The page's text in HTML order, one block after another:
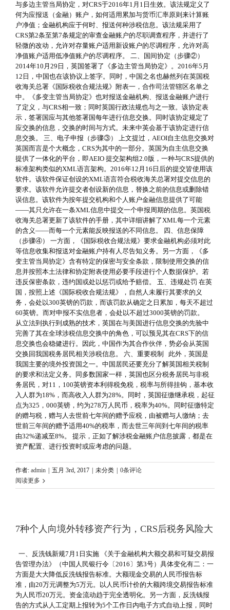
与多边主管当局协定，对CRS于2016年1月1日生效。该法规定义了
何为应报送（金融）账户，如何适用累加与货币汇率原则来计算账
户净值；金融机构应于何时、报送何种涉税信息。该法规采用了
CRS第2条至第7条规定的审查金融账户的尽职调查程序，并进行了
轻微的改动，允许对存量账户适用新设账户的尽调程序，允许对高
净值账户适用低净值账户的尽调程序。 二、国间协定（步骤②）
2014年10月29日，英国签署了《多边主管当局协定》。2016年5月
12日，中国也在该协议上签字。同时，中国之名也赫然列在英国税
收海关总署《国际税收合规法规》附表一，合作司法管辖区名单之
中。《多变主管当局协定》也对报送金融机构、报送金融账户进行
了定义，与CRS相一致；同时英国行政法规也与之一致。该协定表
示，签署国应与其他签署国每年进行信息交换。同时该协定规定了
应交换的信息，交换的时间与方式。未来中英会基于该协定进行信
息交换。 三、电子申报（步骤③） 上文提过，AEOI自主信息交换对
英国而言是个大概念，CRS为其中的一部分。英国为自主信息交换
提供了一体化的平台，即AEIO 提交架构组2.0版，一种与CRS提供的
标准架构类似的XML语言架构。2016年12月16日后的提交皆使用该
软件。该软件保证创设的XML语言符合税收海关总署对提交信息的
要求。该软件允许提交者创设新的信息，替换之前的信息或删除错
误信息。该软件为按年提交机构和个人账户金融信息提供了可能
——其只允许在一条XML信息中提交一个申报周期的信息。英国税
收海关总署更新了该软件的手册，其中详细讲解了XML每一个元素
的含义——而每一个元素能反映报送的不同信息。 四、信息保障
（步骤④） 一方面，《国际税收合规法规》要求金融机构必须对此
等信息收集和报送对金融账户持有人尽告知义务。另一方面，《多
变主管当局协定》含有特定的保密与安全条款，限制使用交换的信
息并按照本土法律和协定附表使用必要手段进行个人数据保护。若
违反保密条款，违约国或处以惩罚或给予赔偿。 五、违规处罚 在英
国，按照上述《国际税收合规法规》，自然人未履行其要求的义
务，会处以300英镑的罚款，而该罚款从确定之日累加，每天不超过
60英镑。而对申报不实信息者，会处以不超过3000英镑的罚款。
从立法到执行到成熟的技术，英国在与美国进行信息交换的先验中
完善了其在全球涉税信息交换中的角色，可以预见其在CRS下的信
息交换也会稳健进行。因此，中国作为其合作伙伴，势必会从英国
交换回我国税务居民相关涉税信息。 六、重要税制 此外，英国是
我国主要的境外投资国之一。中国居民还要充分了解英国相关税制
的要求和法定义务。同多数国家一样，英国也区分税务居民与非税
务居民，对11，100英镑资本利得税免税，税率与所得挂钩，基本收
入人群为18%，而高收入人群为28%。同时，英国征缴继承税，起征
点为325，000英镑，约为278万人民币，税率为40%。同时征缴特定
的赠与税，赠与人去世前七年间的赠予应税，由被赠与人缴纳；去
世前三年间的赠予适用40%的税率，而去世三年间到七年间的税率
由32%递减至8%。 提示，正如了解涉税金融账户信息披露，都是在
资产配置、进行投资时或应考虑的问题。
作者: admin 五月 3rd, 2017 未分类
0条评论
阅读更多
7种个人向境外转移资产行为，CRS后税务风险大
一、反洗钱新规7月1日实施 《关于金融机构大额交易和可疑交易报
告管理办法》（中国人民银行令〔2016〕第3号）具体变化有二：一
方面是大大降低反洗钱报告标准。大额现金交易的人民币报告标
准，由20万元调整为5万元。以人民币计价的大额跨境交易报告标准
为人民币20万元。资金流动趋于完全透明化。另一方面，反洗钱报
告的方式从人工定期上报转为5个工作日内电子方式自动上报，同时